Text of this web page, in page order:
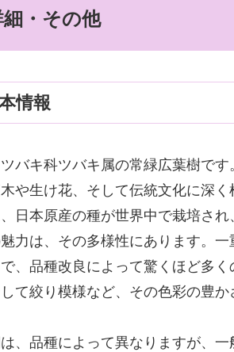
・その他
情報
バキ科ツバキ属の常緑広葉樹で
や生け花、そして伝統文化に深
日本原産の種が世界中で栽培さ
力は、その多様性にあります。
、品種改良によって驚くほど多
て絞り模様など、その色彩の豊か
、品種によって異なりますが、